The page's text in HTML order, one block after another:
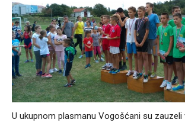
U ukupnom plasmanu Vogošćani su